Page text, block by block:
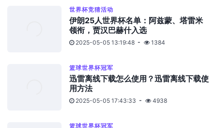
世界杯竞猜活动
伊朗25人世界杯名单：阿兹蒙、塔雷米
领衔，贾汉巴赫什入选
2025-05-05 13:19:48 1384
篮球世界杯冠军
迅雷离线下载怎么使用？迅雷离线下载使
用方法
2025-05-05 17:43:33 4938
篮球世界杯冠军